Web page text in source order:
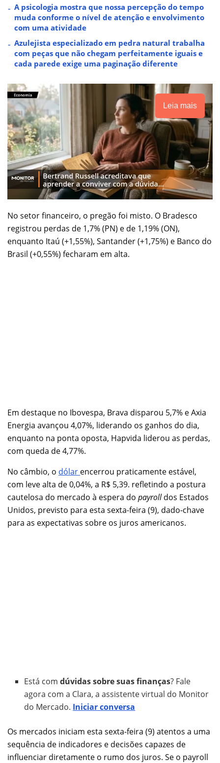
A psicologia mostra que nossa percepção do tempo
muda conforme o nível de atenção e envolvimento
com uma atividade
Azulejista especializado em pedra natural trabalha
com peças que não chegam perfeitamente iguais e
cada parede exige uma paginação diferente
Leia mais
No setor financeiro, o pregão foi misto. O Bradesco
registrou perdas de 1,7% (PN) e de 1,19% (ON),
enquanto Itaú (+1,55%), Santander (+1,75%) e Banco do
Brasil (+0,55%) fecharam em alta.
Em destaque no Ibovespa, Brava disparou 5,7% e Axia
Energia avançou 4,07%, liderando os ganhos do dia,
enquanto na ponta oposta, Hapvida liderou as perdas,
com queda de 4,77%.
No câmbio, o dólar encerrou praticamente estável,
com leve alta de 0,04%, a R$ 5,39. refletindo a postura
cautelosa do mercado à espera do payrolldos Estados
Unidos, previsto para esta sexta-feira (9), dado-chave
para as expectativas sobre os juros americanos.
Está comdúvidas sobre suas finanças? Fale
agora com a Clara, a assistente virtual do Monitor
do Mercado. Iniciar conversa
Os mercados iniciam esta sexta-feira (9) atentos a uma
sequência de indicadores e decisões capazes de
influenciar diretamente o rumo dos juros. Se o payroll